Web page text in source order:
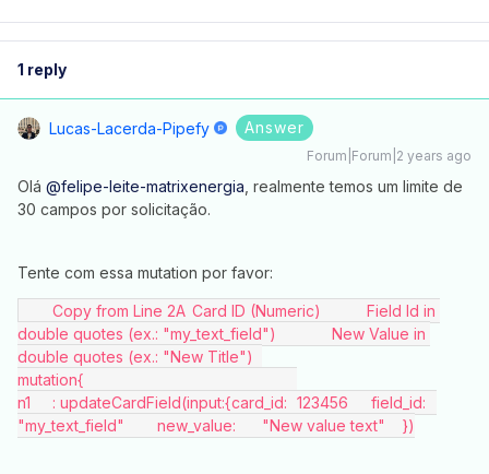
1 reply
Lucas-Lacerda-Pipefy Answer
Forum|Forum|2 years ago
Olá @felipe-leite-matrixenergia , realmente temos um limite de
30 campos por solicitação.
Tente com essa mutation por favor:
double quotes (ex.: "my_text_field")		New Value in
n1	: updateCardField(input:{card_id:	123456	 field_id:
"my_text_field"	new_value:	"New value text"	})